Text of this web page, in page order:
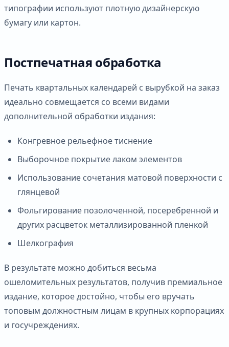
типографии используют плотную дизайнерскую
бумагу или картон.
Постпечатная обработка
Печать квартальных календарей с вырубкой на заказ
идеально совмещается со всеми видами
дополнительной обработки издания:
Конгревное рельефное тиснение
Выборочное покрытие лаком элементов
Использование сочетания матовой поверхности с
глянцевой
Фольгирование позолоченной, посеребренной и
других расцветок металлизированной пленкой
Шелкография
В результате можно добиться весьма
ошеломительных результатов, получив премиальное
издание, которое достойно, чтобы его вручать
топовым должностным лицам в крупных корпорациях
и госучреждениях.